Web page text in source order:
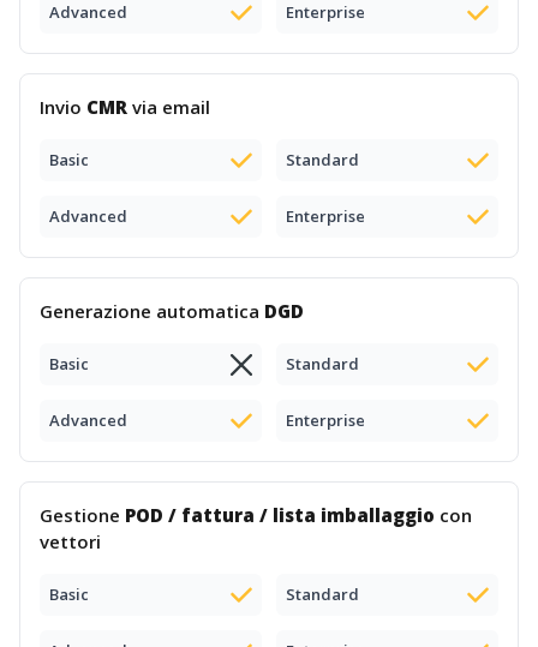
Advanced Enterprise
Invio CMR via email
Basic Standard
Advanced Enterprise
Generazione automatica DGD
Basic Standard
Advanced Enterprise
Gestione POD / fattura / lista imballaggio con
vettori
Basic Standard